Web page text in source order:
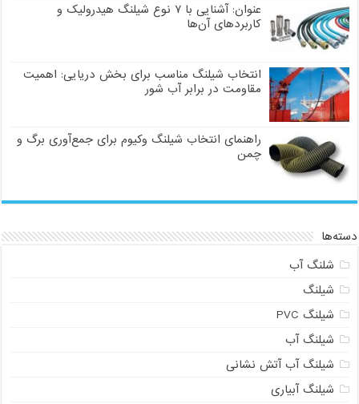
عنوان: آشنایی با ۷ نوع شیلنگ هیدرولیک و
کاربردهای آن‌ها
انتخاب شیلنگ مناسب برای بخش دریایی: اهمیت
مقاومت در برابر آب شور
راهنمای انتخاب شیلنگ وکیوم برای جمع‌آوری برگ و
چمن
دسته‌ها
شلنگ آب
شیلنگ
شیلنگ PVC
شیلنگ آب
شیلنگ آب آتش نشانی
شیلنگ آبیاری